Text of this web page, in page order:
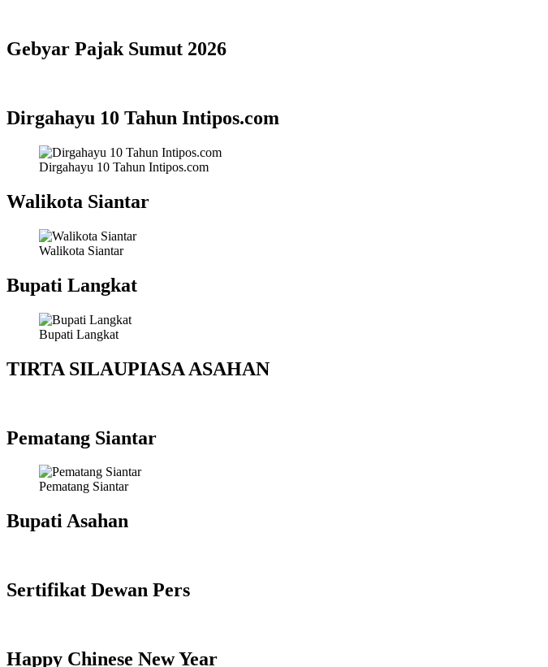
Gebyar Pajak Sumut 2026
Dirgahayu 10 Tahun Intipos.com
Dirgahayu 10 Tahun Intipos.com
Walikota Siantar
Walikota Siantar
Bupati Langkat
Bupati Langkat
TIRTA SILAUPIASA ASAHAN
Pematang Siantar
Pematang Siantar
Bupati Asahan
Sertifikat Dewan Pers
Happy Chinese New Year